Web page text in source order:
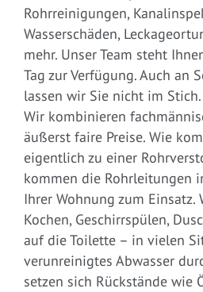
Rohrreinigungen,
Wasserschäden,
mehr. Unser Team steht
Tag zur Verfügung. Auch an
lassen wir Sie nicht im
Wir kombinieren
äußerst faire Preise. Wie
eigentlich zu einer
kommen die Rohrleitungen
Ihrer Wohnung zum Einsatz.
Kochen, Geschirrspülen,
auf die Toilette – in vielen
verunreinigtes Abwasser
setzen sich Rückstände wie